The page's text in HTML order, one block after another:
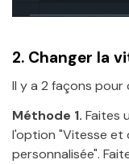
2. Changer la
Il y a 2 façons
Méthode 1. Faites
l'option "Vitesse et
personnalisée".